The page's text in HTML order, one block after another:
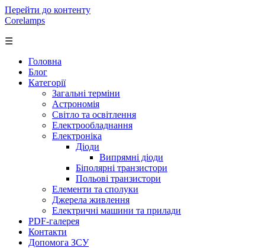
Перейти до контенту
Corelamps
☰
Головна
Блог
Категорії
Загальні терміни
Астрономія
Світло та освітлення
Електрообладнання
Електроніка
Діоди
Випрямні діоди
Біполярні транзистори
Польові транзистори
Елементи та сполуки
Джерела живлення
Електричні машини та прилади
PDF-галерея
Контакти
Допомога ЗСУ